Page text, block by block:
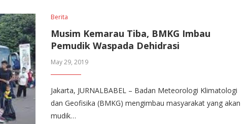
Berita
Musim Kemarau Tiba, BMKG Imbau
Pemudik Waspada Dehidrasi
May 29, 2019
Jakarta, JURNALBABEL – Badan Meteorologi Klimatologi
dan Geofisika (BMKG) mengimbau masyarakat yang akan
mudik…